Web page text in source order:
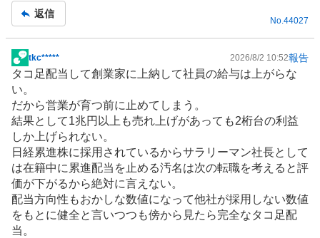
返信
No.44027
掲
示
板
記
事
tkc***** 2026/8/2 10:52報告
タコ足配当して創業家に上納して社員の給与は上がらな
い。
だから営業が育つ前に止めてしまう。
結果として1兆円以上も売れ上げがあっても2桁台の利益
しか上げられない。
日経累進株に採用されているからサラリーマン社長として
は在籍中に累進配当を止める汚名は次の転職を考えると評
価が下がるから絶対に言えない。
配当方向性もおかしな数値になって他社が採用しない数値
をもとに健全と言いつつも傍から見たら完全なタコ足配
当。